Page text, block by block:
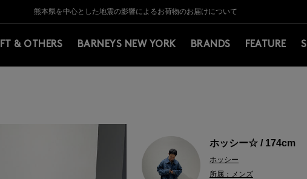
BARNEYS＞会員のお客様は11,000円（税込）以上のお買上げで常時送料無料！お買い物の
【夏季休業に伴う返品・交換承り一時停止のお知らせ】（2026.8.5）
熊本県を中心とした地震の影響によるお荷物のお届けについて
【開催中】SUMMER SALEのご案内・ご注意事項
BARNEYS＞会員のお客様は11,000円（税込）以上のお買上げで常時送料無料！お買い物の
【夏季休業に伴う返品・交換承り一時停止のお知らせ】（2026.8.5）
& OTHERS BARNEYS NEW YORK BRANDS FEATURE
ホッシー☆ / 174cm
ホッシー
所属：メンズ